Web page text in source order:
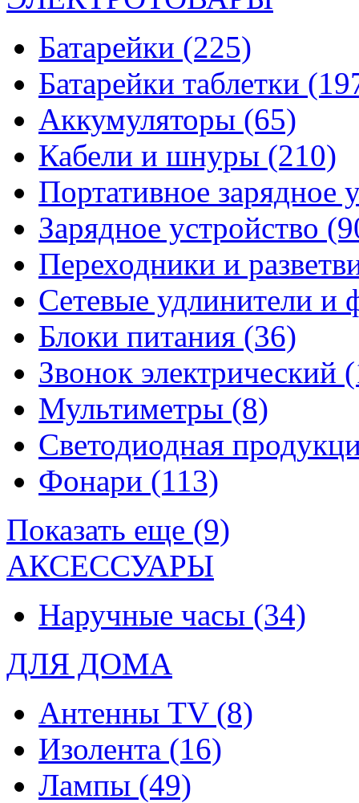
Батарейки (225)
Батарейки таблетки
Аккумуляторы (65)
Кабели и шнуры (210)
Портативное зарядное
Зарядное устройство
Переходники и
Сетевые удлинители и
Блоки питания (36)
Звонок электрический
Мультиметры (8)
Светодиодная
Фонари (113)
Показать еще (9)
АКСЕССУАРЫ
Наручные часы (34)
ДЛЯ ДОМА
Антенны TV (8)
Изолента (16)
Лампы (49)